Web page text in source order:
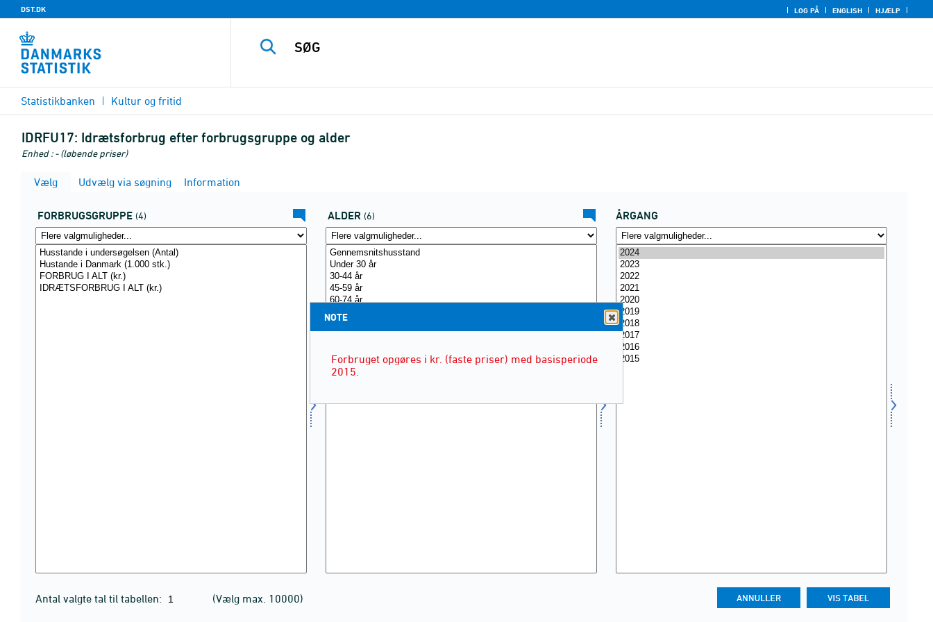
DST.DK LOG PÅ ENGLISH HJÆLP
Statistikbanken Kultur og fritid
IDRFU17: Idrætsforbrug efter forbrugsgruppe og alder
Enhed : - (løbende priser)
Vælg Udvælg via søgning Information
FORBRUGSGRUPPE (4) ALDER (6) ÅRGANG
Antal valgte tal til tabellen: (Vælg max. 10000)
NOTE
Forbruget opgøres i kr. (faste priser) med basisperiode
2015.